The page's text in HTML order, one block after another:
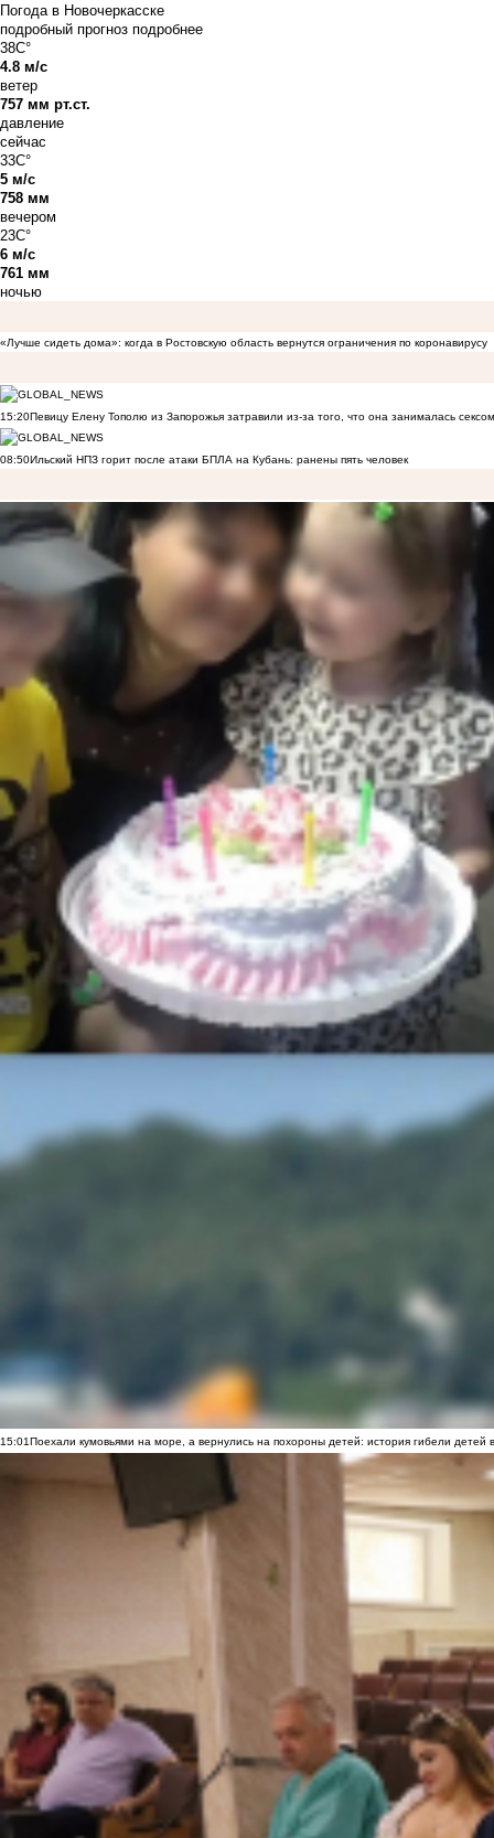
Погода в Новочеркасске
подробный прогноз подробнее
38C°
4.8 м/с
ветер
757 мм рт.ст.
давление
сейчас
33C°
5 м/с
758 мм
вечером
23C°
6 м/с
761 мм
ночью
«Лучше сидеть дома»: когда в Ростовскую область вернутся ограничения по коронавирусу
15:20Певицу Елену Тополю из Запорожья затравили из-за того, что она занималась
08:50Ильский НПЗ горит после атаки БПЛА на Кубань: ранены пять человек
15:01Поехали кумовьями на море, а вернулись на похороны детей: история гибели детей